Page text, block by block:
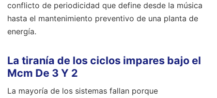
conflicto de periodicidad que define desde la música
hasta el mantenimiento preventivo de una planta de
energía.
La tiranía de los ciclos impares bajo el
Mcm De 3 Y 2
La mayoría de los sistemas fallan porque